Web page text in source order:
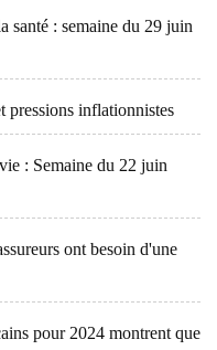
santé : semaine du 29 juin
pressions inflationnistes
: Semaine du 22 juin
ont besoin d'une
pour 2024 montrent que